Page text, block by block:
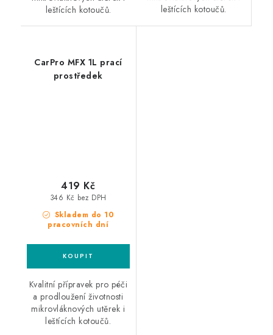
leštících kotoučů.
leštících kotoučů.
CarPro MFX 1L prací
prostředek
Skladem do 10
pracovních dní
346 Kč bez DPH
419 Kč
Kvalitní přípravek pro péči
a prodloužení životnosti
mikrovláknových utěrek i
leštících kotoučů.